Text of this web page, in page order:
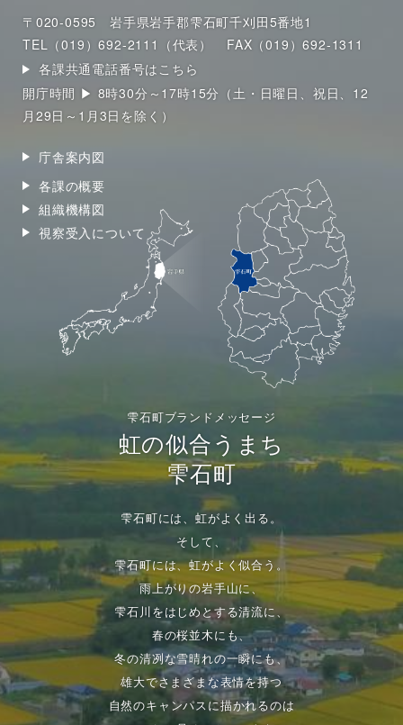
〒020-0595 岩手県岩手郡雫石町千刈田5番地1
TEL（019）692-2111（代表）
FAX（019）692-1311
各課共通電話番号はこちら
開庁時間 ▶ 8時30分～17時15分（土・日曜日、祝日、12
月29日～1月3日を除く）
庁舎案内図
各課の概要
組織機構図
視察受入について
雫石町ブランドメッセージ
虹の似合うまち
雫石町
雫石町には、虹がよく出る。
そして、
雫石町には、虹がよく似合う。
雨上がりの岩手山に、
雫石川をはじめとする清流に、
春の桜並木にも、
冬の清冽な雪晴れの一瞬にも、
雄大でさまざまな表情を持つ
自然のキャンパスに描かれるのは